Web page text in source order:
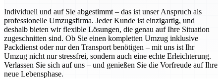
Individuell und auf Sie abgestimmt – das ist unser Anspruch als
professionelle Umzugsfirma. Jeder Kunde ist einzigartig, und
deshalb bieten wir flexible Lösungen, die genau auf Ihre Situation
zugeschnitten sind. Ob Sie einen kompletten Umzug inklusive
Packdienst oder nur den Transport benötigen – mit uns ist Ihr
Umzug nicht nur stressfrei, sondern auch eine echte Erleichterung.
Verlassen Sie sich auf uns – und genießen Sie die Vorfreude auf Ihre
neue Lebensphase.